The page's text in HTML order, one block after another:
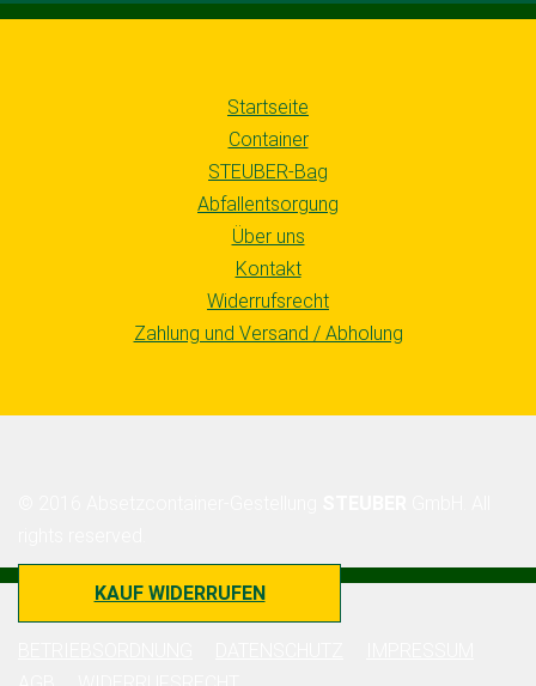
Startseite
Container
STEUBER-Bag
Abfallentsorgung
Über uns
Kontakt
Widerrufsrecht
Zahlung und Versand / Abholung
KAUF WIDERRUFEN